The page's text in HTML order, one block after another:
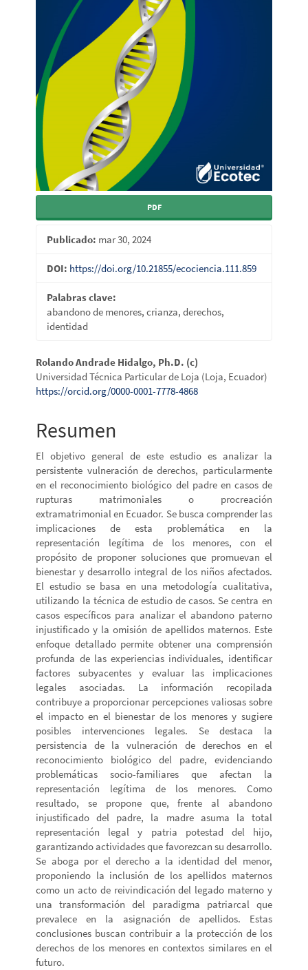
PDF
Publicado: mar 30, 2024
DOI: https://doi.org/10.21855/ecociencia.111.859
Palabras clave:
abandono de menores, crianza, derechos,
identidad
Contenido
principal
artículo
Rolando Andrade Hidalgo, Ph.D. (c)
Universidad Técnica Particular de Loja (Loja, Ecuador)
https://orcid.org/0000-0001-7778-4868
Resumen
El objetivo general de este estudio es analizar la
persistente vulneración de derechos, particularmente
en el reconocimiento biológico del padre en casos de
rupturas matrimoniales o procreación
extramatrimonial en Ecuador. Se busca comprender las
implicaciones de esta problemática en la
representación legítima de los menores, con el
propósito de proponer soluciones que promuevan el
bienestar y desarrollo integral de los niños afectados.
El estudio se basa en una metodología cualitativa,
utilizando la técnica de estudio de casos. Se centra en
casos específicos para analizar el abandono paterno
injustificado y la omisión de apellidos maternos. Este
enfoque detallado permite obtener una comprensión
profunda de las experiencias individuales, identificar
factores subyacentes y evaluar las implicaciones
legales asociadas. La información recopilada
contribuye a proporcionar percepciones valiosas sobre
el impacto en el bienestar de los menores y sugiere
posibles intervenciones legales. Se destaca la
persistencia de la vulneración de derechos en el
reconocimiento biológico del padre, evidenciando
problemáticas socio-familiares que afectan la
representación legítima de los menores. Como
resultado, se propone que, frente al abandono
injustificado del padre, la madre asuma la total
representación legal y patria potestad del hijo,
garantizando actividades que favorezcan su desarrollo.
Se aboga por el derecho a la identidad del menor,
proponiendo la inclusión de los apellidos maternos
como un acto de reivindicación del legado materno y
una transformación del paradigma patriarcal que
prevalece en la asignación de apellidos. Estas
conclusiones buscan contribuir a la protección de los
derechos de los menores en contextos similares en el
futuro.